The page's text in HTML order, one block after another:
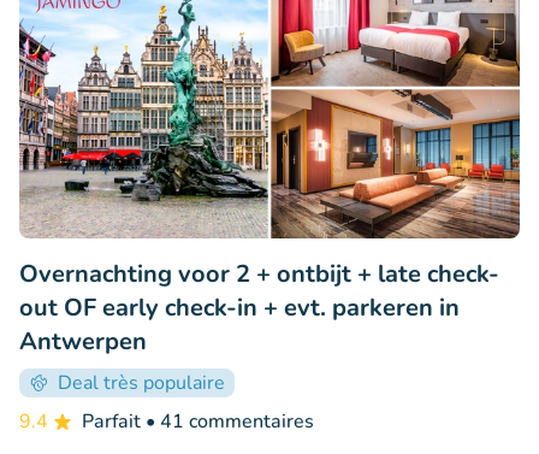
Overnachting voor 2 + ontbijt + late check-
out OF early check-in + evt. parkeren in
Antwerpen
Deal très populaire
9.4
Parfait • 41 commentaires